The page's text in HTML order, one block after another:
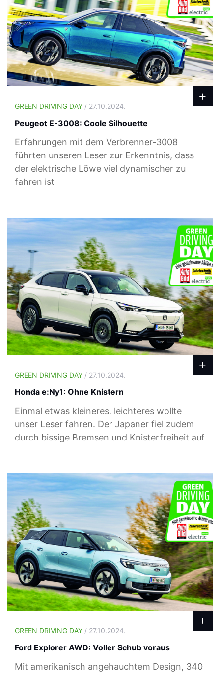
GREEN DRIVING DAY / 27.10.2024.
Peugeot E-3008: Coole Silhouette
Erfahrungen mit dem Verbrenner-3008
führten unseren Leser zur Erkenntnis, dass
der elektrische Löwe viel dynamischer zu
fahren ist
GREEN DRIVING DAY / 27.10.2024.
Honda e:Ny1: Ohne Knistern
Einmal etwas kleineres, leichteres wollte
unser Leser fahren. Der Japaner fiel zudem
durch bissige Bremsen und Knisterfreiheit auf
GREEN DRIVING DAY / 27.10.2024.
Ford Explorer AWD: Voller Schub voraus
Mit amerikanisch angehauchtem Design, 340